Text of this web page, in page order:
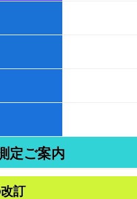
定ご案内
訂